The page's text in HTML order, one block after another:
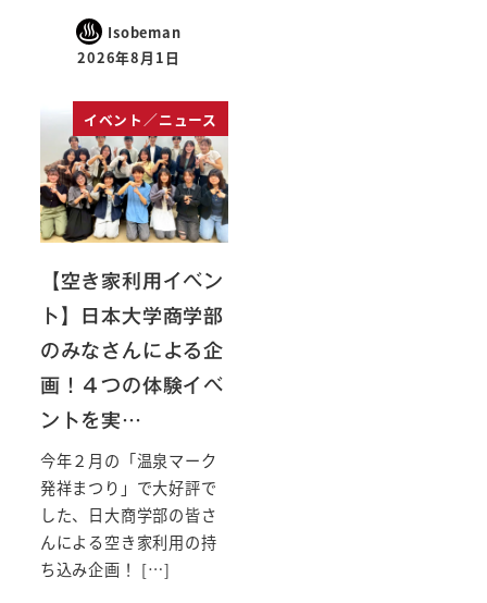
Isobeman
2026年8月1日
イベント／ニュース
【空き家利用イベン
ト】日本大学商学部
のみなさんによる企
画！４つの体験イベ
ントを実…
今年２月の「温泉マーク
発祥まつり」で大好評で
した、日大商学部の皆さ
んによる空き家利用の持
ち込み企画！ […]